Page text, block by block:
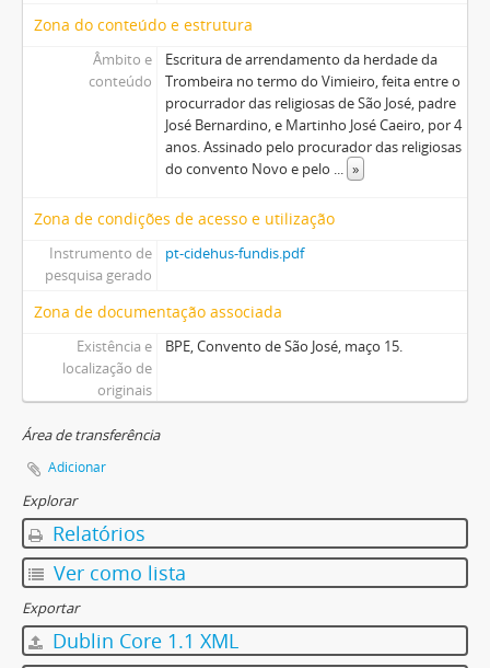
Zona do conteúdo e estrutura
Âmbito e
conteúdo
Escritura de arrendamento da herdade da
Trombeira no termo do Vimieiro, feita entre o
procurrador das religiosas de São José, padre
José Bernardino, e Martinho José Caeiro, por 4
anos. Assinado pelo procurador das religiosas
do convento Novo e pelo ... »
Zona de condições de acesso e utilização
Instrumento de
pesquisa gerado
pt-cidehus-fundis.pdf
Zona de documentação associada
Existência e
localização de
originais
BPE, Convento de São José, maço 15.
Área de transferência
Adicionar
Explorar
Relatórios
Ver como lista
Exportar
Dublin Core 1.1 XML